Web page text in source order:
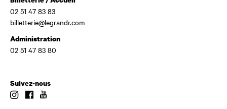
02 51 47 83 83
billetterie@legrandr.com
Administration
02 51 47 83 80
Suivez-nous
InstagramFacebook